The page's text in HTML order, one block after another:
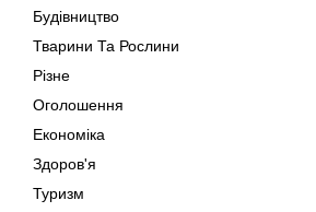
Будівництво
Тварини Та Рослини
Різне
Оголошення
Економіка
Здоров'я
Туризм